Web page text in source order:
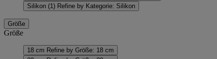
Silikon (1) Refine by Kategorie: Silikon
Größe
Größe
18 cm Refine by Größe: 18 cm